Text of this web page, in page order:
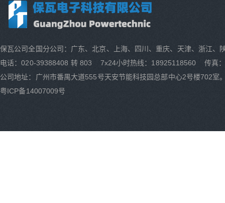
保瓦公司全国分公司：广东、北京、上海、四川、重庆、天津、浙江
电话：020-39388408 转 803 7x24小时热线：18925118560 传真
公司地址：广州市番禺大道555号天安节能科技园总部中心2号楼702室
粤ICP备14007009号